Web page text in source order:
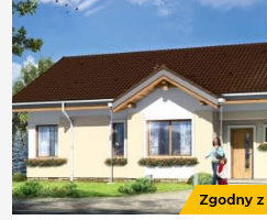
Dostępność:
Styl:
Typ projektu:
Garaż:
Dach:
Odbicie lustrzane: